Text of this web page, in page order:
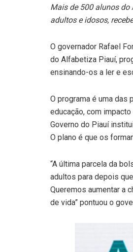
Mais de 500 alunos do
adultos e idosos,
O governador Rafael
do Alfabetiza Piauí,
ensinando-os a ler e
O programa é uma das
educação, com
Governo do Piauí
O plano é que os
“A última parcela da
adultos para depois
Queremos aumentar a
de vida” pontuou o